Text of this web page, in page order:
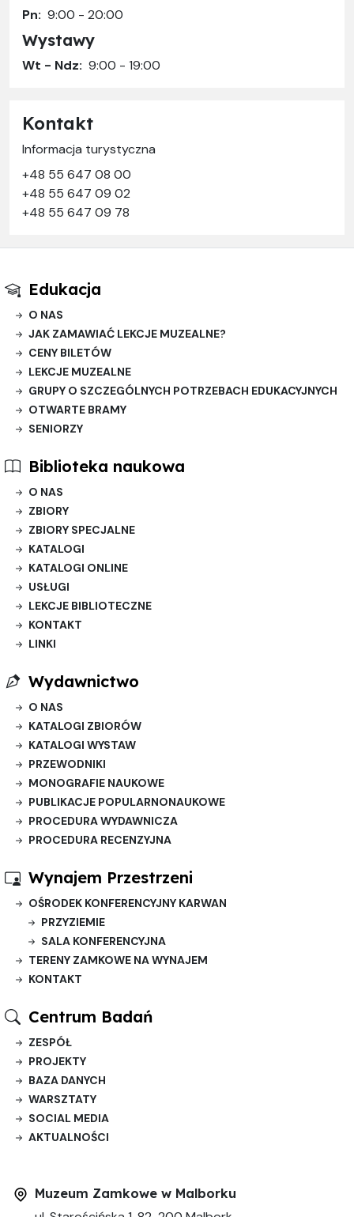
Pn: 9:00 - 20:00
Wystawy
Wt - Ndz: 9:00 - 19:00
Kontakt
Informacja turystyczna
+48 55 647 08 00
+48 55 647 09 02
+48 55 647 09 78
Edukacja
O NAS
JAK ZAMAWIAĆ LEKCJE MUZEALNE?
CENY BILETÓW
LEKCJE MUZEALNE
GRUPY O SZCZEGÓLNYCH POTRZEBACH EDUKACYJNYCH
OTWARTE BRAMY
SENIORZY
Biblioteka naukowa
O NAS
ZBIORY
ZBIORY SPECJALNE
KATALOGI
KATALOGI ONLINE
USŁUGI
LEKCJE BIBLIOTECZNE
KONTAKT
LINKI
Wydawnictwo
O NAS
KATALOGI ZBIORÓW
KATALOGI WYSTAW
PRZEWODNIKI
MONOGRAFIE NAUKOWE
PUBLIKACJE POPULARNONAUKOWE
PROCEDURA WYDAWNICZA
PROCEDURA RECENZYJNA
Wynajem Przestrzeni
OŚRODEK KONFERENCYJNY KARWAN
PRZYZIEMIE
SALA KONFERENCYJNA
TERENY ZAMKOWE NA WYNAJEM
KONTAKT
Centrum Badań
ZESPÓŁ
PROJEKTY
BAZA DANYCH
WARSZTATY
SOCIAL MEDIA
AKTUALNOŚCI
Muzeum Zamkowe w Malborku